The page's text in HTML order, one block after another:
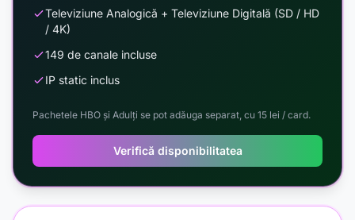
Televiziune Analogică + Televiziune Digitală (SD / HD
/ 4K)
149 de canale incluse
IP static inclus
Pachetele HBO și Adulți se pot adăuga separat, cu 15 lei / card.
Verifică disponibilitatea